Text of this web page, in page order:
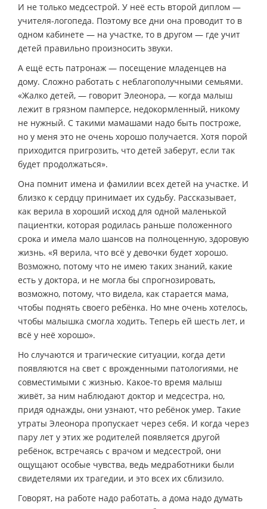
И не только медсестрой. У неё есть второй диплом —
учителя-логопеда. Поэтому все дни она проводит то в
одном кабинете — на участке, то в другом — где учит
детей правильно произносить звуки.
А ещё есть патронаж — посещение младенцев на
дому. Сложно работать с неблагополучными семьями.
«Жалко детей, — говорит Элеонора, — когда малыш
лежит в грязном памперсе, недокормленный, никому
не нужный. С такими мамашами надо быть построже,
но у меня это не очень хорошо получается. Хотя порой
приходится пригрозить, что детей заберут, если так
будет продолжаться».
Она помнит имена и фамилии всех детей на участке. И
близко к сердцу принимает их судьбу. Рассказывает,
как верила в хороший исход для одной маленькой
пациентки, которая родилась раньше положенного
срока и имела мало шансов на полноценную, здоровую
жизнь. «Я верила, что всё у девочки будет хорошо.
Возможно, потому что не имею таких знаний, какие
есть у доктора, и не могла бы спрогнозировать,
возможно, потому, что видела, как старается мама,
чтобы поднять своего ребёнка. Но мне очень хотелось,
чтобы малышка смогла ходить. Теперь ей шесть лет, и
всё у неё хорошо».
Но случаются и трагические ситуации, когда дети
появляются на свет с врожденными патологиями, не
совместимыми с жизнью. Какое-то время малыш
живёт, за ним наблюдают доктор и медсестра, но,
придя однажды, они узнают, что ребёнок умер. Такие
утраты Элеонора пропускает через себя. И когда через
пару лет у этих же родителей появляется другой
ребёнок, встречаясь с врачом и медсестрой, они
ощущают особые чувства, ведь медработники были
свидетелями их трагедии, и это всех их сблизило.
Говорят, на работе надо работать, а дома надо думать